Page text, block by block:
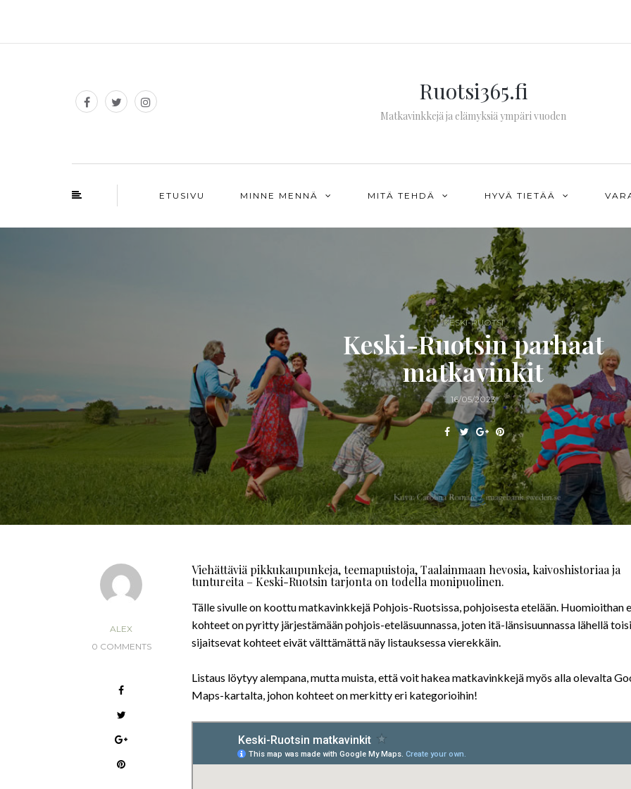
Ruotsi365.fi
Matkavinkkejä ja elämyksiä ympäri vuoden
ETUSIVU MINNE MENNÄ MITÄ TEHDÄ HYVÄ TIETÄÄ
KESKI-RUOTSI
Keski-Ruotsin parhaat
matkavinkit
16/05/2023
ALEX
0 COMMENTS
Viehättäviä pikkukaupunkeja, teemapuistoja, Taalainmaan hevosia, kaivoshistoriaa ja
tuntureita – Keski-Ruotsin tarjonta on todella monipuolinen.
Tälle sivulle on koottu matkavinkkejä Pohjois-Ruotsissa, pohjoisesta etelään. Huomioithan
kohteet on pyritty järjestämään pohjois-eteläsuunnassa, joten itä-länsisuunnassa lähellä
sijaitsevat kohteet eivät välttämättä näy listauksessa vierekkäin.
Listaus löytyy alempana, mutta muista, että voit hakea matkavinkkejä myös alla olevalta
Maps-kartalta, johon kohteet on merkitty eri kategorioihin!